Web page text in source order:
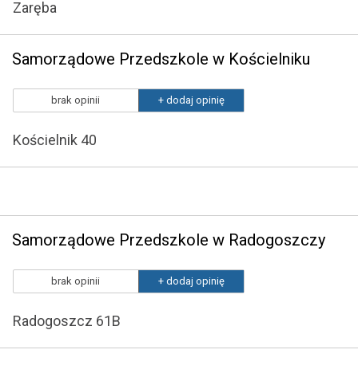
Zaręba
Samorządowe Przedszkole w Kościelniku
brak opinii + dodaj opinię
Kościelnik 40
Samorządowe Przedszkole w Radogoszczy
brak opinii + dodaj opinię
Radogoszcz 61B